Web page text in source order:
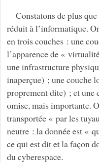
Constatons de plus
réduit à l’informatique.
en trois couches : une
l’apparence de «
une infrastructure
inaperçue) ; une couche
proprement dite) ; et une
omise, mais importante.
transportée « par les
neutre : la donnée est «
ce qui est dit et la façon
du cyberespace.